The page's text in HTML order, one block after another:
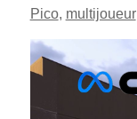
Pico, multijoueur